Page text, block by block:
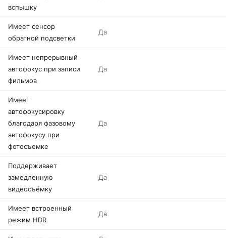
вспышку
Имеет сенсор
обратной подсветки
Да
Имеет непрерывный
автофокус при записи
фильмов
Да
Имеет
автофокусировку
благодаря фазовому
автофокусу при
фотосъемке
Да
Поддерживает
замедленную
видеосъёмку
Да
Имеет встроенный
режим HDR
Да